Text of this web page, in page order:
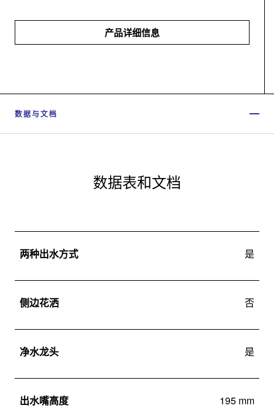
产品详细信息
数据与文档
数据表和文档
两种出水方式 是
侧边花洒 否
净水龙头 是
出水嘴高度 195 mm